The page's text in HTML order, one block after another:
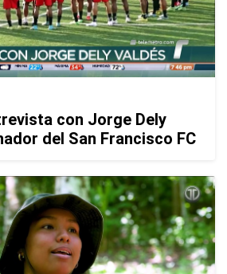
con Jorge Dely
del San Francisco FC